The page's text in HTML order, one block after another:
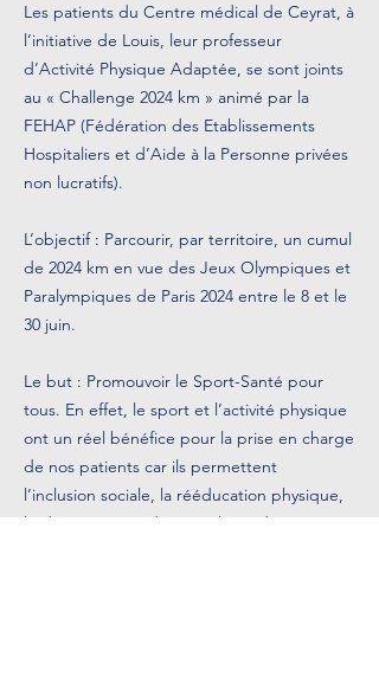
Les patients du Centre médical de Ceyrat, à
l’initiative de Louis, leur professeur
d’Activité Physique Adaptée, se sont joints
au « Challenge 2024 km » animé par la
FEHAP (Fédération des Etablissements
Hospitaliers et d’Aide à la Personne privées
non lucratifs).
L’objectif : Parcourir, par territoire, un cumul
de 2024 km en vue des Jeux Olympiques et
Paralympiques de Paris 2024 entre le 8 et le
30 juin.
Le but : Promouvoir le Sport-Santé pour
tous. En effet, le sport et l’activité physique
ont un réel bénéfice pour la prise en charge
de nos patients car ils permettent
l’inclusion sociale, la rééducation physique,
le dépassement de soi et la réadaptation à